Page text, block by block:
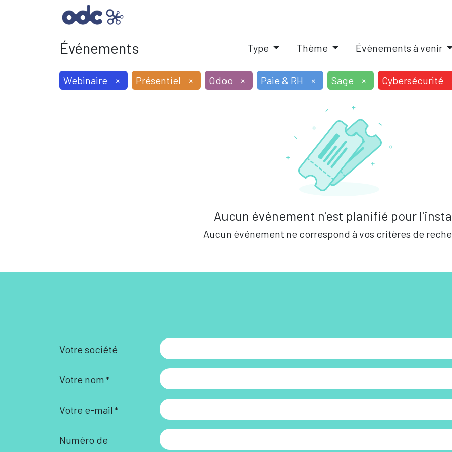
Événements Type Thème Événements à venir
Webinaire × Présentiel × Odoo × Paie & RH × Sage × Cybersécurité
Aucun événement n'est planifié pour
Aucun événement ne correspond à vos critères de
Votre société
Votre nom *
Votre e-mail *
Numéro de